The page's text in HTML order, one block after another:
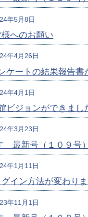
年5月8日
へのお願い
年4月26日
ケートの結果報告書
年4月1日
ビジョンができまし
年3月23日
最新号（１０９号）
年1月11日
イン方法が変わりま
年11月1日